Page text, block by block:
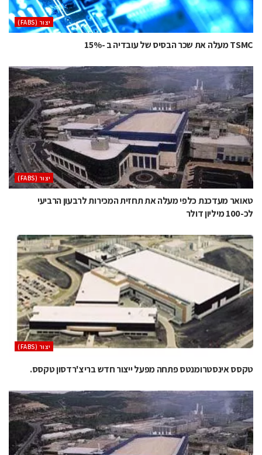
‫יצור (‪(FABS‬‬
TSMC מעלה את שכר הבסיס של עובדיה ב -15%
‫יצור (‪(FABS‬‬
טאואר מעדכנת כלפי מעלה את תחזית המכירות לרבעון הרביעי
לכ-100 מיליון דולר
‫יצור (‪(FABS‬‬
טקסס אינסטרומנטס פתחה מפעל ייצור חדש בריצ'רדסון טקסס.